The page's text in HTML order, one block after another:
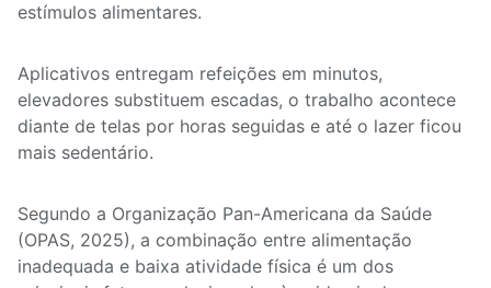
estímulos alimentares.
Aplicativos entregam refeições em minutos,
elevadores substituem escadas, o trabalho acontece
diante de telas por horas seguidas e até o lazer ficou
mais sedentário.
Segundo a Organização Pan-Americana da Saúde
(OPAS, 2025), a combinação entre alimentação
inadequada e baixa atividade física é um dos